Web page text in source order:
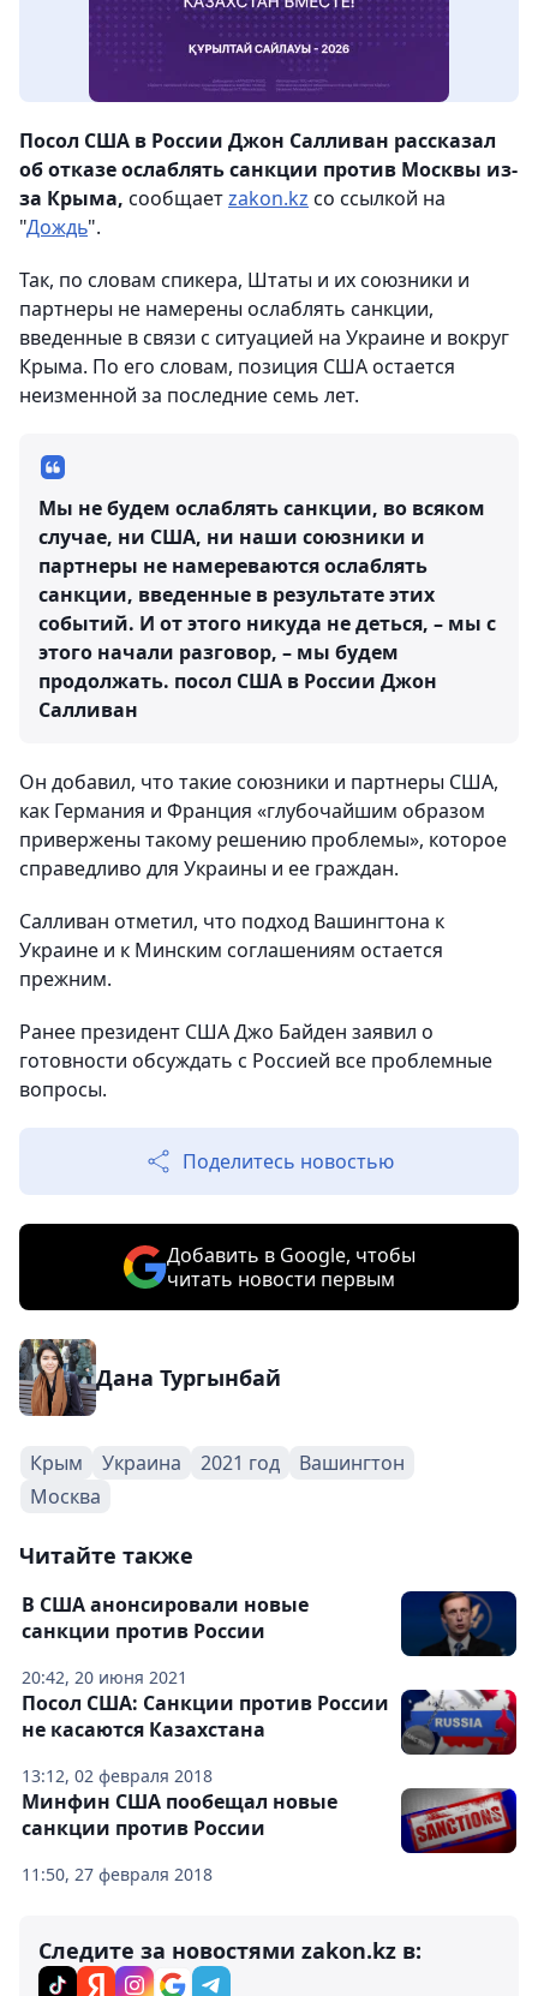
Посол США в России Джон Салливан рассказал
об отказе ослаблять санкции против Москвы из-
за Крыма, сообщаетzakon.kz со ссылкой на
"Дождь".
Так, по словам спикера, Штаты и их союзники и
партнеры не намерены ослаблять санкции,
введенные в связи с ситуацией на Украине и вокруг
Крыма. По его словам, позиция США остается
неизменной за последние семь лет.
Мы не будем ослаблять санкции, во всяком
случае, ни США, ни наши союзники и
партнеры не намереваются ослаблять
санкции, введенные в результате этих
событий. И от этого никуда не деться, – мы с
этого начали разговор, – мы будем
продолжать. посол США в России Джон
Салливан
Он добавил, что такие союзники и партнеры США,
как Германия и Франция «глубочайшим образом
привержены такому решению проблемы», которое
справедливо для Украины и ее граждан.
Салливан отметил, что подход Вашингтона к
Украине и к Минским соглашениям остается
прежним.
Ранее президент США Джо Байден заявил о
готовности обсуждать с Россией все проблемные
вопросы.
Поделитесь новостью
Добавить в Google, чтобы
читать новости первым
Дана Тургынбай
Крым Украина 2021 год
Вашингтон
Москва
Читайте также
20:42, 20 июня 2021
В США анонсировали новые
санкции против России
13:12, 02 февраля 2018
Посол США: Санкции против России
не касаются Казахстана
11:50, 27 февраля 2018
Минфин США пообещал новые
санкции против России
Следите за новостями zakon.kz в: